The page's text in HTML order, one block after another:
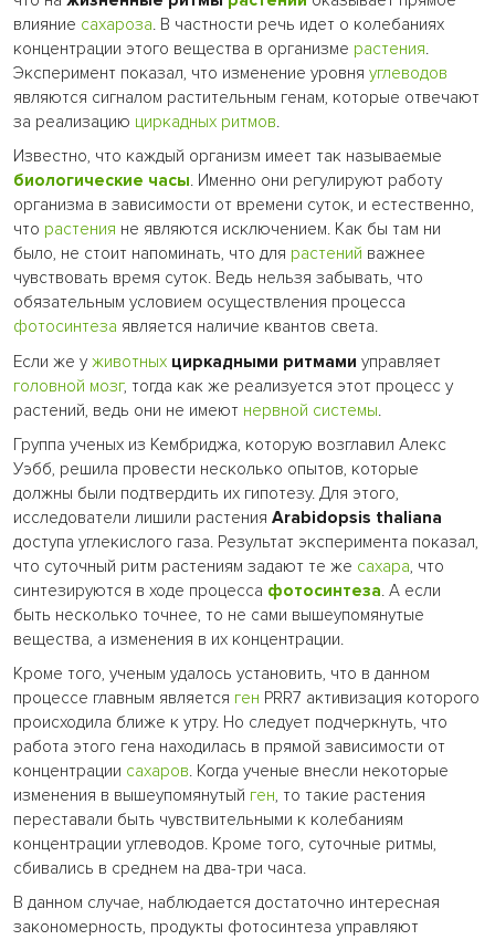
влияние сахароза. В частности речь идет о колебаниях
концентрации этого вещества в организме растения.
Эксперимент показал, что изменение уровня углеводов
являются сигналом растительным генам, которые отвечают
за реализацию циркадных ритмов.
Известно, что каждый организм имеет так называемые
биологические часы. Именно они регулируют работу
организма в зависимости от времени суток, и естественно,
что растения не являются исключением. Как бы там ни
было, не стоит напоминать, что для растений важнее
чувствовать время суток. Ведь нельзя забывать, что
обязательным условием осуществления процесса
фотосинтеза является наличие квантов света.
Если же уживотных циркадными ритмами управляет
головной мозг, тогда как же реализуется этот процесс у
растений, ведь они не имеют нервной системы.
Группа ученых из Кембриджа, которую возглавил Алекс
Уэбб, решила провести несколько опытов, которые
должны были подтвердить их гипотезу. Для этого,
исследователи лишили растения Arabidopsis thaliana
доступа углекислого газа. Результат эксперимента показал,
что суточный ритм растениям задают те же сахара, что
синтезируются в ходе процесса фотосинтеза. А если
быть несколько точнее, то не сами вышеупомянутые
вещества, а изменения в их концентрации.
Кроме того, ученым удалось установить, что в данном
процессе главным является ген PRR7 активизация которого
происходила ближе к утру. Но следует подчеркнуть, что
работа этого гена находилась в прямой зависимости от
концентрации сахаров. Когда ученые внесли некоторые
изменения в вышеупомянутый ген, то такие растения
переставали быть чувствительными к колебаниям
концентрации углеводов. Кроме того, суточные ритмы,
сбивались в среднем на два-три часа.
В данном случае, наблюдается достаточно интересная
закономерность, продукты фотосинтеза управляют